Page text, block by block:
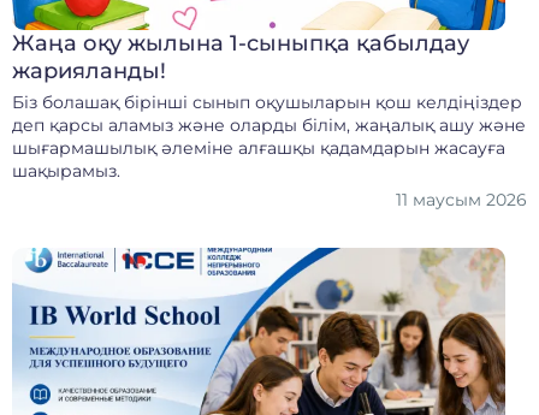
Жаңа оқу жылына 1-сыныпқа қабылдау
жарияланды!
Біз болашақ бірінші сынып оқушыларын қош келдіңіздер
деп қарсы аламыз және оларды білім, жаңалық ашу және
шығармашылық әлеміне алғашқы қадамдарын жасауға
шақырамыз.
11 маусым 2026